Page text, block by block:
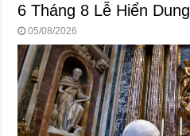
6 Tháng 8 Lễ Hiển Dung
05/08/2026